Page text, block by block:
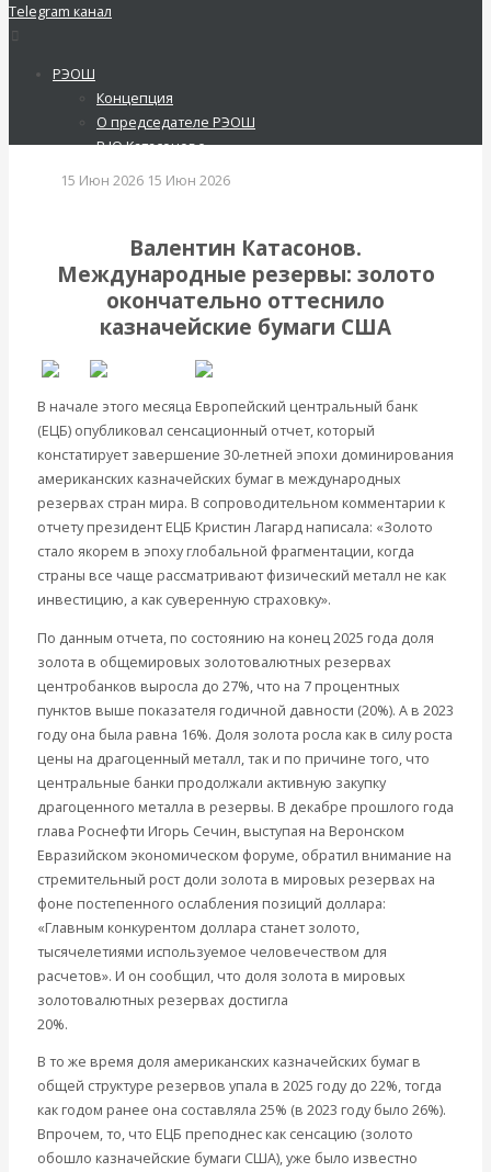
Telegram канал
РЭОШ
Концепция
О председателе РЭОШ
В.Ю.Катасонове
Пост-релизы
Контакты
Библиотека
Библиотека классической
русской мысли
Шарапов Сергей Федорович
Данилевский Н. Я.
Нечволодов А. Д.
Кокорев Василий
Бутми Г. В.
Другие авторы
Современные книги
Экономика современной России
Мировая экономика
Международные экономические отношения
История России
Авторы РЭОШ
Экономика современной России
Международные экономические отношения
Христианство
Экономика современной России
Христианство
История России
Все видео
Русское экономическое общество
имени С.Ф.Шарапова
Вернуться назад
15 Июн 2026 15 Июн 2026
Валентин Катасонов.
Международные резервы: золото
окончательно оттеснило
казначейские бумаги США
В начале этого месяца Европейский центральный банк
(ЕЦБ) опубликовал сенсационный отчет, который
констатирует завершение 30-летней эпохи доминирования
американских казначейских бумаг в международных
резервах стран мира. В сопроводительном комментарии к
отчету президент ЕЦБ Кристин Лагард написала: «Золото
стало якорем в эпоху глобальной фрагментации, когда
страны все чаще рассматривают физический металл не как
инвестицию, а как суверенную страховку».
По данным отчета, по состоянию на конец 2025 года доля
золота в общемировых золотовалютных резервах
центробанков выросла до 27%, что на 7 процентных
пунктов выше показателя годичной давности (20%). А в 2023
году она была равна 16%. Доля золота росла как в силу роста
цены на драгоценный металл, так и по причине того, что
центральные банки продолжали активную закупку
драгоценного металла в резервы. В декабре прошлого года
глава Роснефти Игорь Сечин, выступая на Веронском
Евразийском экономическом форуме, обратил внимание на
стремительный рост доли золота в мировых резервах на
фоне постепенного ослабления позиций доллара:
«Главным конкурентом доллара станет золото,
тысячелетиями используемое человечеством для
расчетов». И он сообщил, что доля золота в мировых
золотовалютных резервах достигла
20%.
В то же время доля американских казначейских бумаг в
общей структуре резервов упала в 2025 году до 22%, тогда
как годом ранее она составляла 25% (в 2023 году было 26%).
Впрочем, то, что ЕЦБ преподнес как сенсацию (золото
обошло казначейские бумаги США), уже было известно